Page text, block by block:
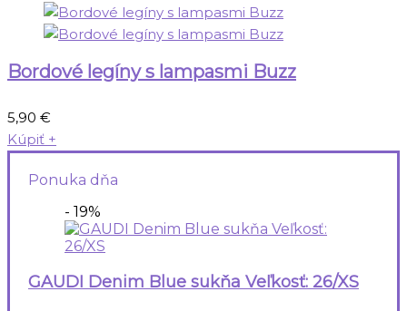
Bordové legíny s lampasmi Buzz
5,90 €
Kúpiť +
Ponuka dňa
- 19%
GAUDI Denim Blue sukňa Veľkosť: 26/XS